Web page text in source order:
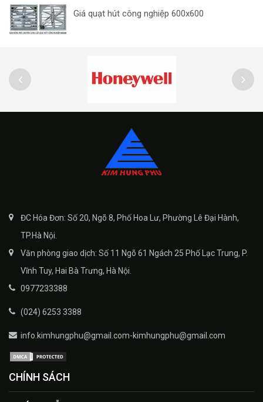
Giá quạt hút công nghiệp 600x600
ĐC Hóa Đơn: Số 20, Ngõ 8, Phố Hoa Lư, Phường Lê Đại Hành,
TP.Hà Nội.
Văn phòng giao dịch: Số 11 Ngõ 61 Ngách 25 Phố Lạc Trung, P.
Vĩnh Tuy, Hai Bà Trưng, Hà Nội.
0977233388
(024) 6253 3388
info.kimhungphu@gmail.com-kimhungphu@gmail.com
CHÍNH SÁCH